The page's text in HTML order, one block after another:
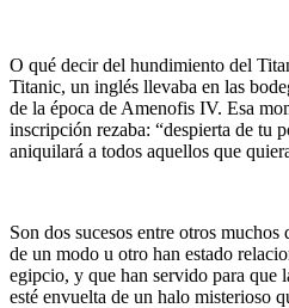
O qué decir del hundimiento del
Titanic, un inglés llevaba en las
de la época de Amenofis IV. Esa
inscripción rezaba: “despierta de tu
aniquilará a todos aquellos que
Son dos sucesos entre otros
de un modo u otro han estado
egipcio, y que han servido para que
esté envuelta de un halo misterioso